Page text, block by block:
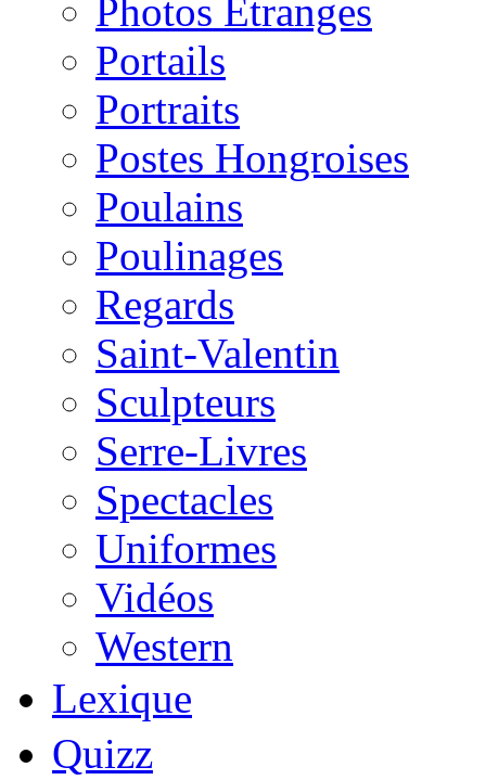
Photos Etranges
Portails
Portraits
Postes Hongroises
Poulains
Poulinages
Regards
Saint-Valentin
Sculpteurs
Serre-Livres
Spectacles
Uniformes
Vidéos
Western
Lexique
Quizz